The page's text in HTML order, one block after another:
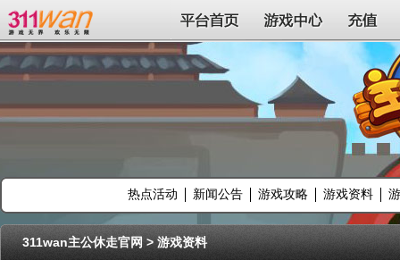
311wan平台 平台首页 游戏中心 充值
热点活动 新闻公告 游戏攻略 游戏资料
311wan主公休走官网>游戏资料